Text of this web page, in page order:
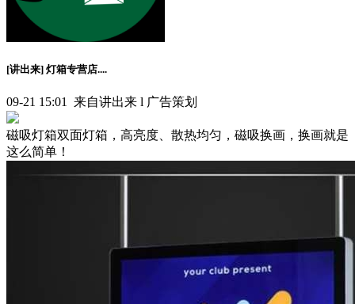
[讲出来] 灯箱专营店....
09-21 15:01 来自讲出来 l 广告策划
磁吸灯箱双面灯箱，高亮度、散热均匀，磁吸换画，换画就是
这么简单！